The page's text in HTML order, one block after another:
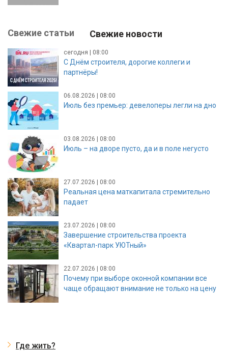
Свежие статьи Свежие новости
сегодня | 08:00
С Днём строителя, дорогие коллеги и
партнёры!
06.08.2026 | 08:00
Июль без премьер: девелоперы легли на дно
03.08.2026 | 08:00
Июль – на дворе пусто, да и в поле негусто
27.07.2026 | 08:00
Реальная цена маткапитала стремительно
падает
23.07.2026 | 08:00
Завершение строительства проекта
«Квартал-парк УЮТный»
22.07.2026 | 08:00
Почему при выборе оконной компании все
чаще обращают внимание не только на цену
Где жить?